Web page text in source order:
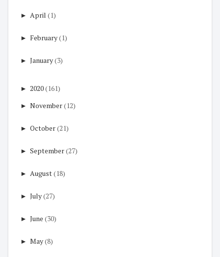
► April (1)
► February(1)
► January(3)
► 2020(161)
► November(12)
► October(21)
► September(27)
► August(18)
► July(27)
► June (30)
► May(8)